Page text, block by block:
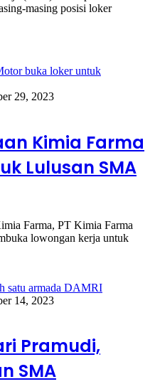
masing posisi loker
29, 2023
Kimia Farma
Lulusan SMA
Farma, PT Kimia Farma
lowongan kerja untuk
14, 2023
Pramudi,
SMA